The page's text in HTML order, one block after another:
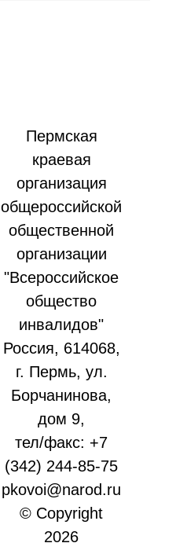
Пермская
краевая
организация
общероссийской
общественной
организации
"Всероссийское
общество
инвалидов"
Россия, 614068,
г. Пермь, ул.
Борчанинова,
дом 9,
тел/факс: +7
(342) 244-85-75
pkovoi@narod.ru
© Copyright
2026